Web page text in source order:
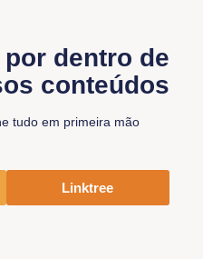
dentro de
conteúdos
tudo em primeira mão
Linktree